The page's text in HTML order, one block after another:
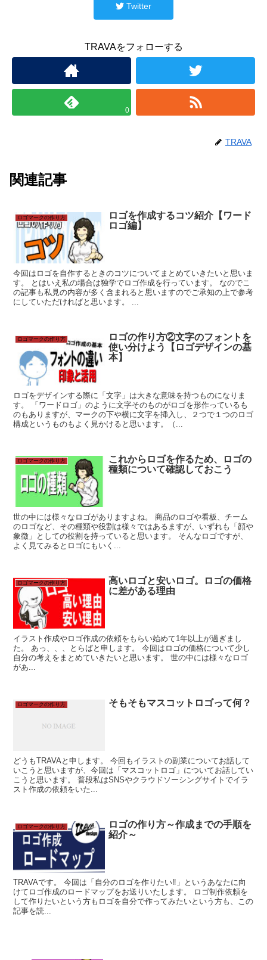
Twitter
TRAVAをフォローする
0
TRAVA
関連記事
ロゴマークの作り方
ロゴを作成するコツ紹介【ワード
ロゴ編】
今回はロゴを自作するときのコツについてまとめていきたいと思いま
す。 とはいえ私の場合は独学でロゴ作成を行っています。 なのでこ
の記事も私見の内容が多く含まれると思いますのでご承知の上で参考
にしていただければと思います。 ...
ロゴマークの作り方
ロゴの作り方②文字のフォントを
使い分けよう【ロゴデザインの基
本】
ロゴをデザインする際に「文字」は大きな意味を持つものになりま
す。 「ワードロゴ」のように文字そのものがロゴを形作っているも
のもありますが、マークの下や横に文字を挿入し、２つで１つのロゴ
構成というものもよく見かけると思います。（...
ロゴマークの作り方
これからロゴを作るため、ロゴの
種類について確認しておこう
世の中には様々なロゴがありますよね。 商品のロゴや看板、チーム
のロゴなど、その種類や役割は様々ではあるますが、いずれも「顔や
象徴」としての役割を持っていると思います。 そんなロゴですが、
よく見てみるとロゴにもいく...
ロゴマークの作り方
高いロゴと安いロゴ。ロゴの価格
に差がある理由
イラスト作成やロゴ作成の依頼をもらい始めて1年以上が過ぎまし
た。 あっ、、、とらばと申します。 今回はロゴの価格について少し
自分の考えをまとめていきたいと思います。 世の中には様々なロゴ
があ...
ロゴマークの作り方 そもそもマスコットロゴって何？
どうもTRAVAと申します。 今回もイラストの副業についてお話して
いこうと思いますが、今回は「マスコットロゴ」についてお話してい
こうと思います。 普段私はSNSやクラウドソーシングサイトでイラ
スト作成の依頼をいた...
ロゴマークの作り方
ロゴの作り方～作成までの手順を
紹介～
TRAVAです。 今回は「自分のロゴを作りたい‼」というあなたに向
けてロゴ作成のロードマップをお送りいたします。 ロゴ制作依頼を
して作りたいという方もロゴを自分で作ってみたいという方も、この
記事を読...